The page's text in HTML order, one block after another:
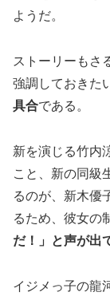
ようだ。
ストーリーもさ
強調しておきた
具合である。
新を演じる竹内
こと、新の同級
るのが、新木優
るため、彼女
だ！」と声が出
イジメっ子の龍